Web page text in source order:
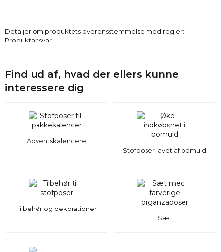
Detaljer om produktets overensstemmelse med regler:
Produktansvar
Find ud af, hvad der ellers kunne
interessere dig
Adventskalendere
Stofposer lavet af bomuld
Tilbehør og dekorationer
Sæt